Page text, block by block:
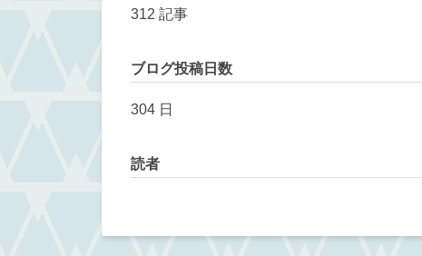
312 記事
ブログ投稿日数
304 日
読者